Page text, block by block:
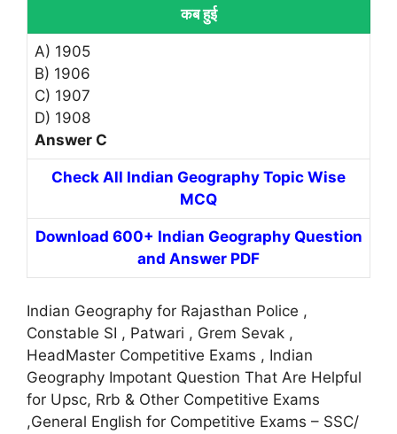
कब हुई
A) 1905
B) 1906
C) 1907
D) 1908
Answer C
Check All Indian Geography Topic Wise
MCQ
Download 600+ Indian Geography Question
and Answer PDF
Indian Geography for Rajasthan Police ,
Constable SI , Patwari , Grem Sevak ,
HeadMaster Competitive Exams , Indian
Geography Impotant Question That Are Helpful
for Upsc, Rrb & Other Competitive Exams
,General English for Competitive Exams – SSC/